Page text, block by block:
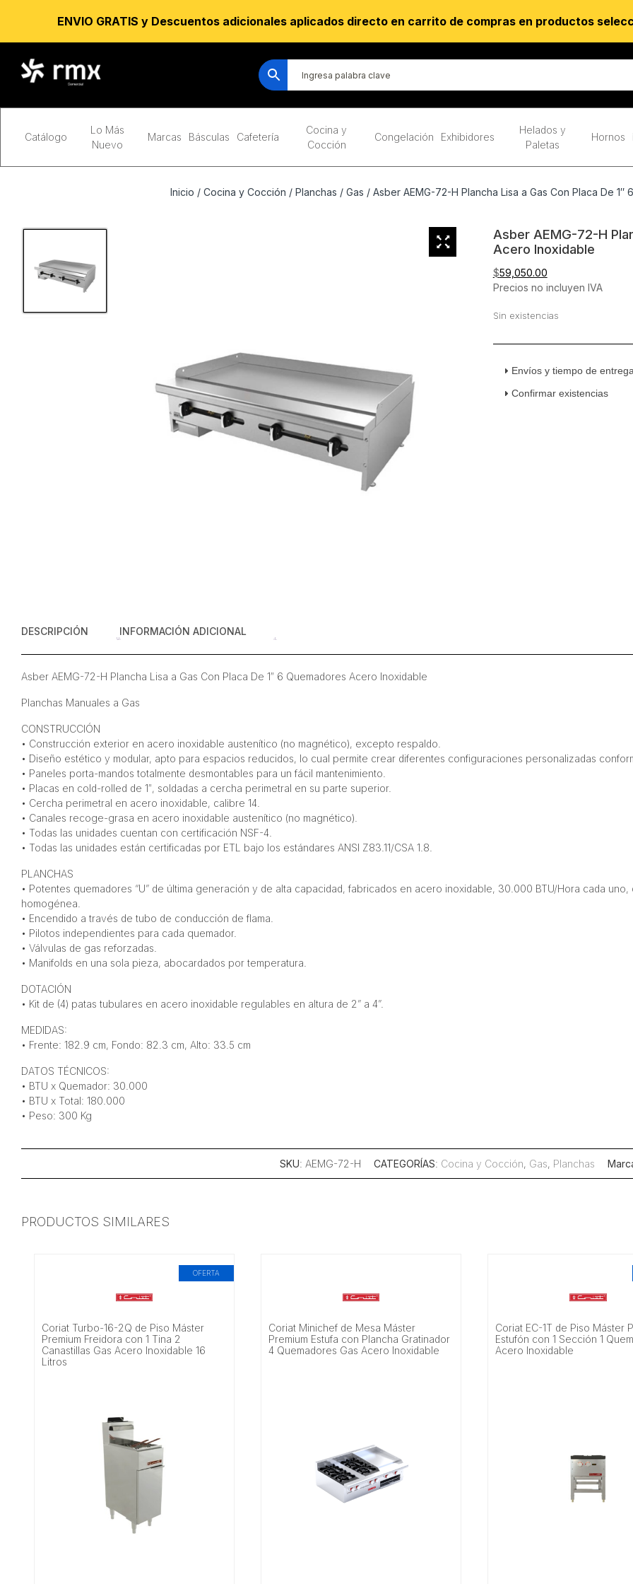
Catálogo
Lo Más
Nuevo
Marcas Básculas Cafetería
Cocina y
Cocción
Congelación Exhibidores
Helados y
Paletas
Hornos
Inicio / Cocina y Cocción / Planchas / Gas / Asber AEMG-72-H Plancha Lisa a Gas Con Placa De
Asber AEMG-72-H
Acero Inoxidable
$59,050.00
Precios no incluyen IVA
Sin existencias
Envíos y tiempo de entrega
Confirmar existencias
DESCRIPCIÓN INFORMACIÓN ADICIONAL
Asber AEMG-72-H Plancha Lisa a Gas Con Placa De 1″ 6 Quemadores Acero Inoxidable
Planchas Manuales a Gas
CONSTRUCCIÓN
• Construcción exterior en acero inoxidable austenítico (no magnético), excepto respaldo.
• Diseño estético y modular, apto para espacios reducidos, lo cual permite crear diferentes configuraciones personalizadas
• Paneles porta-mandos totalmente desmontables para un fácil mantenimiento.
• Placas en cold-rolled de 1″, soldadas a cercha perimetral en su parte superior.
• Cercha perimetral en acero inoxidable, calibre 14.
• Canales recoge-grasa en acero inoxidable austenítico (no magnético).
• Todas las unidades cuentan con certificación NSF-4.
• Todas las unidades están certificadas por ETL bajo los estándares ANSI Z83.11/CSA 1.8.
PLANCHAS
• Potentes quemadores “U” de última generación y de alta capacidad, fabricados en acero inoxidable, 30.000 BTU/Hora cada
homogénea.
• Encendido a través de tubo de conducción de flama.
• Pilotos independientes para cada quemador.
• Válvulas de gas reforzadas.
• Manifolds en una sola pieza, abocardados por temperatura.
DOTACIÓN
• Kit de (4) patas tubulares en acero inoxidable regulables en altura de 2” a 4”.
MEDIDAS:
• Frente: 182.9 cm, Fondo: 82.3 cm, Alto: 33.5 cm
DATOS TÉCNICOS:
• BTU x Quemador: 30.000
• BTU x Total: 180.000
• Peso: 300 Kg
SKU: AEMG-72-H CATEGORÍAS: Cocina y Cocción, Gas, Planchas
PRODUCTOS SIMILARES
OFERTA
Coriat Turbo-16-2Q de Piso Máster
Premium Freidora con 1 Tina 2
Canastillas Gas Acero Inoxidable 16
Litros
Coriat Minichef de Mesa Máster
Premium Estufa con Plancha Gratinador
4 Quemadores Gas Acero Inoxidable
Coriat EC-1T de Piso Máster
Estufón con 1 Sección 1
Acero Inoxidable
ENVIO GRATIS y Descuentos adicionales aplicados directo en carrito de compras en productos